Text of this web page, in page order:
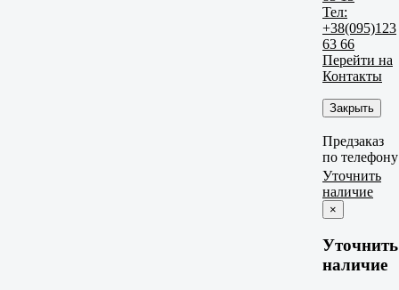
Тел:
+38(095)123
63 66
Перейти на
Контакты
Закрыть
Предзаказ
по телефону
Уточнить
наличие
×
Уточнить
наличие